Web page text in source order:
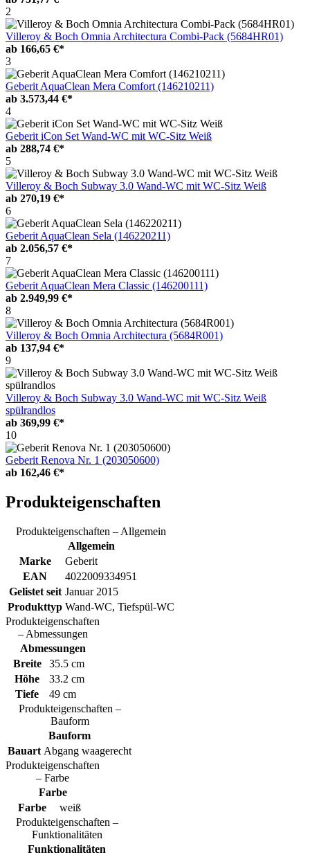
2
Villeroy & Boch Omnia Architectura Combi-Pack (5684HR01)
ab 166,65 €*
3
Geberit AquaClean Mera Comfort (146210211)
ab 3.573,44 €*
4
Geberit iCon Set Wand-WC mit WC-Sitz Weiß
ab 288,74 €*
5
Villeroy & Boch Subway 3.0 Wand-WC mit WC-Sitz Weiß
ab 270,19 €*
6
Geberit AquaClean Sela (146220211)
ab 2.056,57 €*
7
Geberit AquaClean Mera Classic (146200111)
ab 2.949,99 €*
8
Villeroy & Boch Omnia Architectura (5684R001)
ab 137,94 €*
9
Villeroy & Boch Subway 3.0 Wand-WC mit WC-Sitz Weiß
spülrandlos
ab 369,99 €*
10
Geberit Renova Nr. 1 (203050600)
ab 162,46 €*
Produkteigenschaften
Produkteigenschaften – Allgemein
Allgemein
Marke
Geberit
EAN
4022009334951
Gelistet seit Januar 2015
Produkttyp Wand-WC, Tiefspül-WC
Produkteigenschaften
– Abmessungen
Abmessungen
Breite
35.5 cm
Höhe
33.2 cm
Tiefe
49 cm
Produkteigenschaften –
Bauform
Bauform
Bauart Abgang waagerecht
Produkteigenschaften
– Farbe
Farbe
Farbe
weiß
Produkteigenschaften –
Funktionalitäten
Funktionalitäten